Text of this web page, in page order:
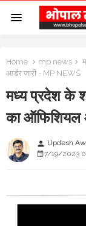
Home mp news
आर्डर जारी - MP NEWS
मध्य प्रदेश के
का ऑफिशियल
person Updesh
7/19/2023